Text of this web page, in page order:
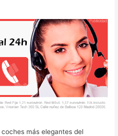
más elegantes del